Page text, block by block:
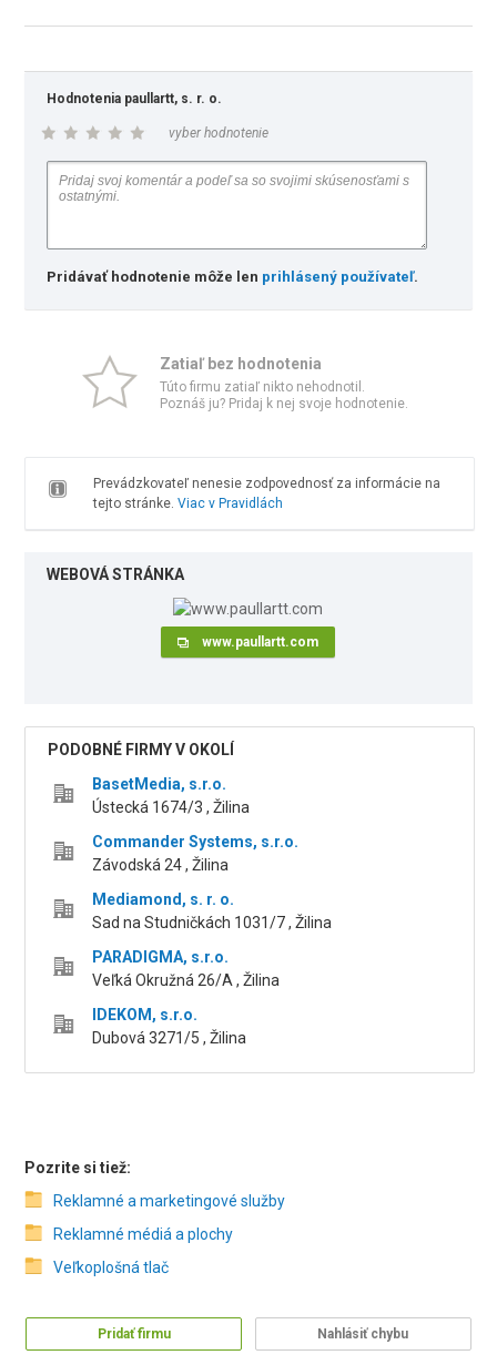
Hodnotenia paullartt, s. r. o.
vyber hodnotenie
Pridávať hodnotenie môže len prihlásený používateľ.
Zatiaľ bez hodnotenia
Túto firmu zatiaľ nikto nehodnotil.
Poznáš ju? Pridaj k nej svoje hodnotenie.
Prevádzkovateľ nenesie zodpovednosť za informácie na
tejto stránke. Viac v Pravidlách
WEBOVÁ STRÁNKA
www.paullartt.com
PODOBNÉ FIRMY V OKOLÍ
BasetMedia, s.r.o.
Ústecká 1674/3 , Žilina
Commander Systems, s.r.o.
Závodská 24 , Žilina
Mediamond, s. r. o.
Sad na Studničkách 1031/7 , Žilina
PARADIGMA, s.r.o.
Veľká Okružná 26/A , Žilina
IDEKOM, s.r.o.
Dubová 3271/5 , Žilina
Pozrite si tiež:
Reklamné a marketingové služby
Reklamné médiá a plochy
Veľkoplošná tlač
Pridať firmu Nahlásiť chybu